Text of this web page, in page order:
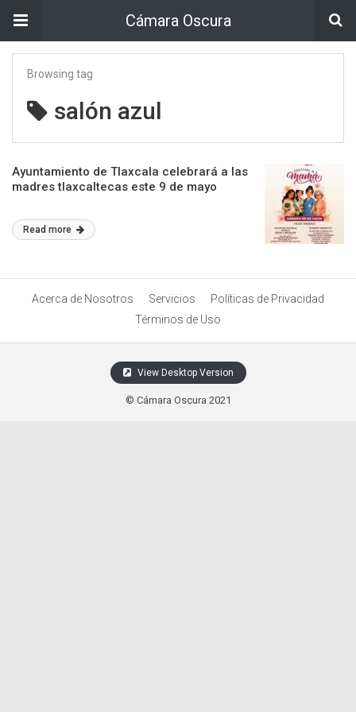
Cámara Oscura
Browsing tag
salón azul
Ayuntamiento de Tlaxcala celebrará a las
madres tlaxcaltecas este 9 de mayo
Read more
Acerca de Nosotros Servicios
Políticas de Privacidad
Términos de Uso
View Desktop Version
© Cámara Oscura 2021